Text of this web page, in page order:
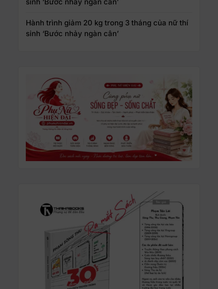
Hành trình giảm 20 kg trong 3 tháng của nữ thí
sinh ‘Bước nhảy ngàn cân’